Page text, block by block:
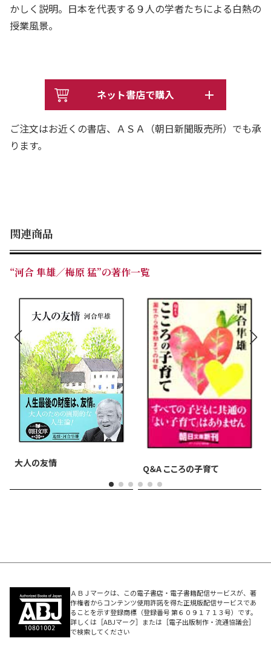
かしく説明。日本を代表する９人の学者たちによる白熱の
授業風景。
ネット書店で購入
ご注文はお近くの書店、ＡＳＡ（朝日新聞販売所）でも承
ります。
関連商品
“河合 隼雄／梅原 猛”の著作一覧
大人の友情
Q＆A こころの子育て
ＡＢＪマークは、この電子書店・電子書籍配信サービスが、著
作権者からコンテンツ使用許諾を得た正規版配信サービスであ
ることを示す登録商標（登録番号 第６０９１７１３号）です。
詳しくは［ABJマーク］または［電子出版制作・流通協議会］
で検索してください